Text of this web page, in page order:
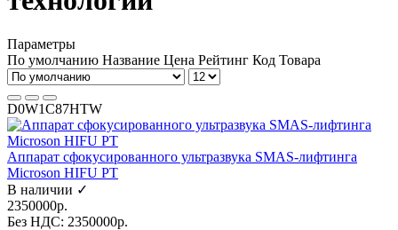
Параметры
По умолчанию Название Цена Рейтинг Код Товара
D0W1C87HTW
Аппарат сфокусированного ультразвука SMAS-лифтинга
Microson HIFU PT
В наличии ✓
2350000р.
Без НДС: 2350000р.